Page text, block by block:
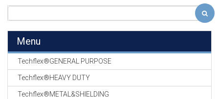
Menu
Techflex®GENERAL PURPOSE
Techflex®HEAVY DUTY
Techflex®METAL&SHIELDING